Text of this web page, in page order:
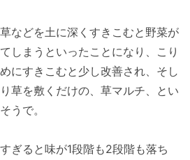
などを土に深くすきこむと野菜が
しまうといったことになり、こり
にすきこむと少し改善され、そし
草を敷くだけの、草マルチ、とい
うで。
ぎると味が1段階も2段階も落ち